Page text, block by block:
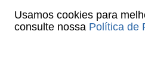
Usamos cookies para
consulte nossa Política de